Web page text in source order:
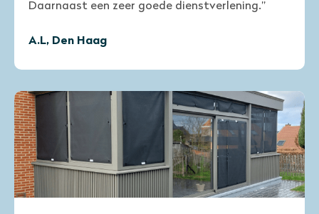
Daarnaast een zeer goede dienstverlening.”
A.L, Den Haag